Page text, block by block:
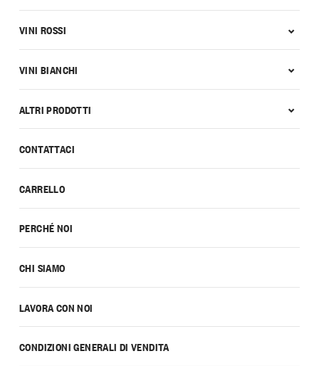
CONTATTACI
CARRELLO
PERCHÉ NOI
CHI SIAMO
LAVORA CON NOI
CONDIZIONI GENERALI DI VENDITA
VINI ROSSI
VINI BIANCHI
ALTRI PRODOTTI